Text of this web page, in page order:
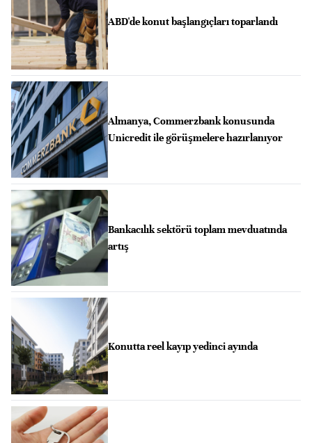
ABD'de konut başlangıçları toparlandı
Almanya, Commerzbank konusunda
Unicredit ile görüşmelere hazırlanıyor
Bankacılık sektörü toplam mevduatında
artış
Konutta reel kayıp yedinci ayında